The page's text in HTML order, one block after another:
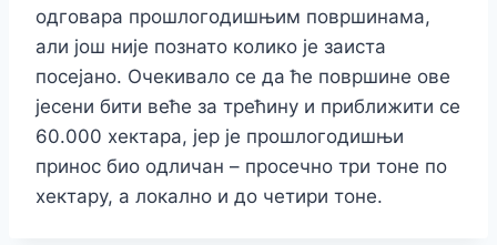
одговара прошлогодишњим површинама,
али још није познато колико је заиста
посејано. Очекивало се да ће површине ове
јесени бити веће за трећину и приближити се
60.000 хектара, јер је прошлогодишњи
принос био одличан – просечно три тоне по
хектару, а локално и до четири тоне.